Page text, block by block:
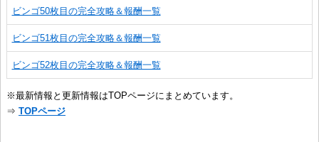
ビンゴ50枚目の完全攻略＆報酬一覧
ビンゴ51枚目の完全攻略＆報酬一覧
ビンゴ52枚目の完全攻略＆報酬一覧
※最新情報と更新情報はTOPページにまとめています。
⇒ TOPページ